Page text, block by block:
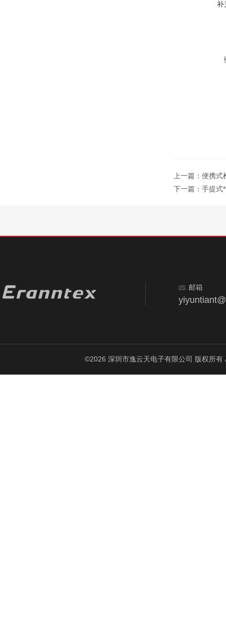
补
上一篇： 便携式
下一篇： 手提式
邮箱
©2026 深圳市逸云天电子有限公司 版权所有